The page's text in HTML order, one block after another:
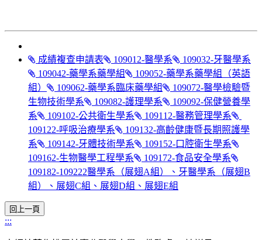
成績複查申請表 109012-醫學系
109032-牙醫學系
109042-藥學系藥學組
109052-藥學系藥學組（英語
組）
109062-藥學系臨床藥學組
109072-醫學檢驗暨
生物技術學系
109082-護理學系
109092-保健營養學
系
109102-公共衛生學系 109112-醫務管理學系
109122-呼吸治療學系
109132-高齡健康暨長期照護學
系
109142-牙體技術學系
109152-口腔衛生學系
109162-生物醫學工程學系
109172-食品安全學系
109182-109222醫學系（展翅A組）、牙醫學系（展翅B
組）、展翅C組、展翅D組、展翅E組
:::